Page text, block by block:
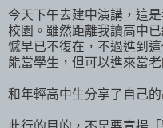
今天下午去建中演講，這
校園。雖然距離我讀高中
憾早已不復在，不過進到
能當學生，但可以進來當
和年輕高中生分享了自己